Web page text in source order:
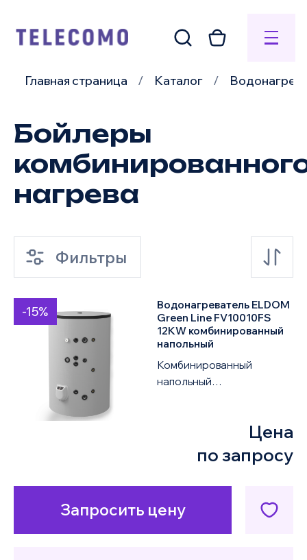
Главная страница Каталог
Бойлеры
нагрева
Фильтры
по умолчанию
по возрастанию цены
по убыванию цены
-15%
Водонагреватель ELDOM
Green Line FV10010FS
12KW комбинированный
напольный
Комбинированный
напольный
объемом 1000 литровЦена
по запросу
Запросить цену